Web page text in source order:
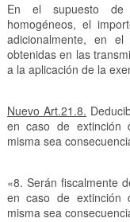
En el supuesto de
homogéneos, el
adicionalmente, en
obtenidas en las
a la aplicación de la
Nuevo Art.21.8.
en caso de extinción
misma sea
«8. Serán fiscalmente
en caso de extinción
misma sea